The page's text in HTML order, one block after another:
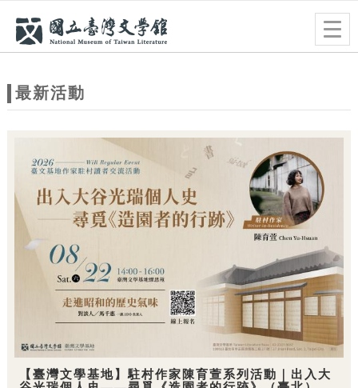
站最新活動
【臺灣文學基地】駐村作家陳育萱系列活動｜出入大